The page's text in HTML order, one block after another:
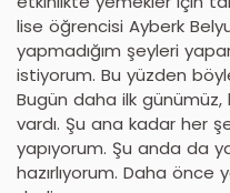
lise öğrencisi Ayberk
yapmadığım şeyleri
istiyorum. Bu yüzden
Bugün daha ilk
vardı. Şu ana kadar her
yapıyorum. Şu anda da
hazırlıyorum. Daha önce